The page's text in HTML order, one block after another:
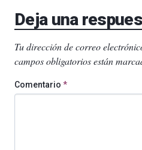
Deja una
Tu dirección de correo
campos obligatorios están
Comentario *